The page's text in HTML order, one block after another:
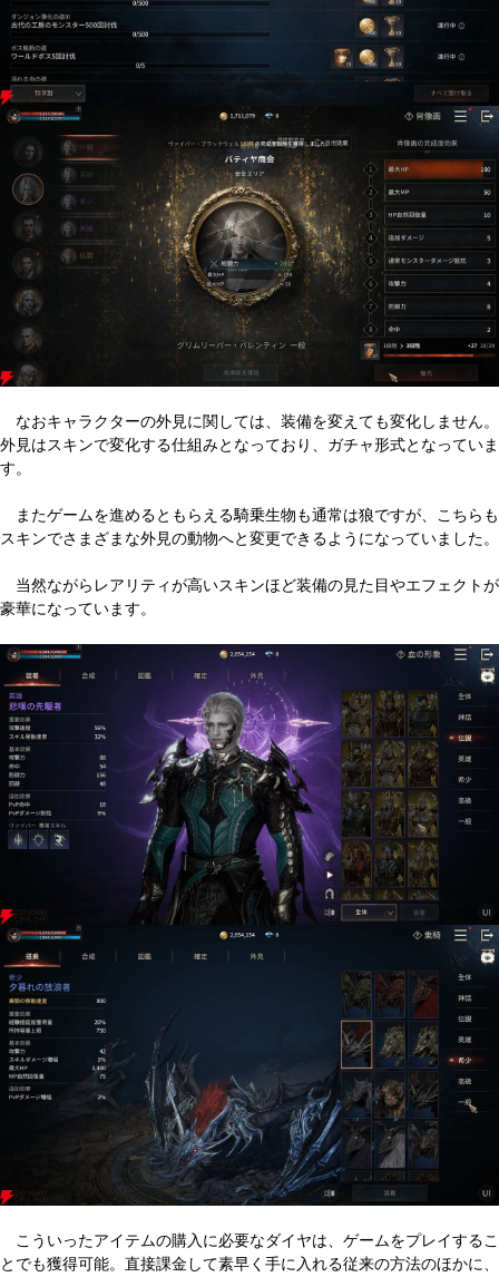
なおキャラクターの外見に関しては、装備を変えても変化しません。
外見はスキンで変化する仕組みとなっており、ガチャ形式となっていま
す。
またゲームを進めるともらえる騎乗生物も通常は狼ですが、こちらも
スキンでさまざまな外見の動物へと変更できるようになっていました。
当然ながらレアリティが高いスキンほど装備の見た目やエフェクトが
豪華になっています。
こういったアイテムの購入に必要なダイヤは、ゲームをプレイするこ
とでも獲得可能。直接課金して素早く手に入れる従来の方法のほかに、